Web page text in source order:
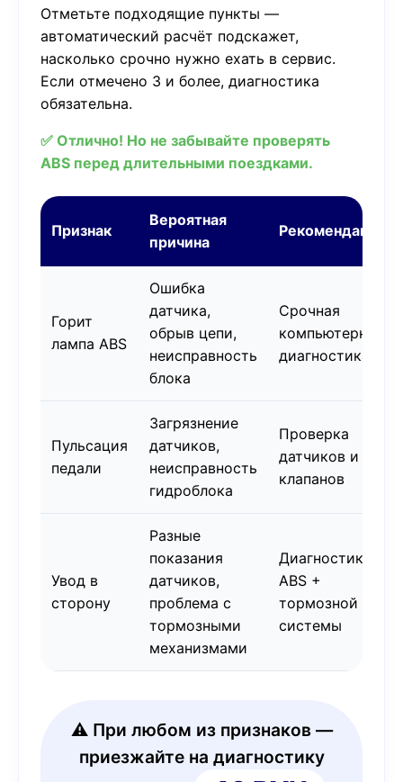
Отметьте подходящие пункты —
автоматический расчёт подскажет,
насколько срочно нужно ехать в сервис.
Если отмечено 3 и более, диагностика
обязательна.
✅ Отлично! Но не забывайте проверять
ABS перед длительными поездками.
Признак
Вероятная
причина
Рекомендация
Горит
лампа ABS
Ошибка
датчика,
обрыв цепи,
неисправность
блока
Срочная
компьютерная
диагностика
Пульсация
педали
Загрязнение
датчиков,
неисправность
гидроблока
Проверка
датчиков и
клапанов
Увод в
сторону
Разные
показания
датчиков,
проблема с
тормозными
механизмами
Диагностика
ABS +
тормозной
системы
⚠️ При любом из признаков —
приезжайте на диагностику